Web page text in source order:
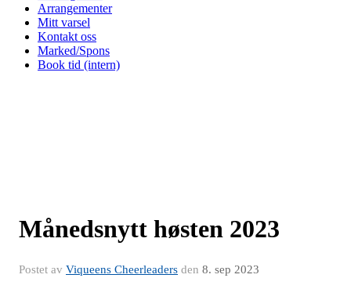
Arrangementer
Mitt varsel
Kontakt oss
Marked/Spons
Book tid (intern)
Månedsnytt høsten 2023
Postet av Viqueens Cheerleaders den 8. sep 2023